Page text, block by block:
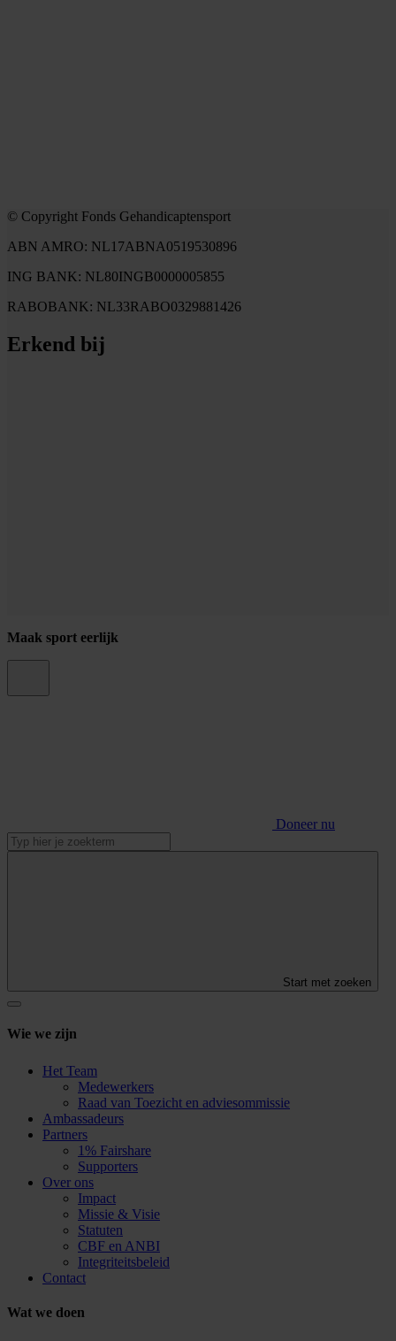
© Copyright Fonds Gehandicaptensport
ABN AMRO: NL17ABNA0519530896
ING BANK: NL80INGB0000005855
RABOBANK: NL33RABO0329881426
Erkend bij
Maak sport eerlijk
Doneer nu
Start met zoeken
Wie we zijn
Het Team
Medewerkers
Raad van Toezicht en adviesommissie
Ambassadeurs
Partners
1% Fairshare
Supporters
Over ons
Impact
Missie & Visie
Statuten
CBF en ANBI
Integriteitsbeleid
Contact
Wat we doen